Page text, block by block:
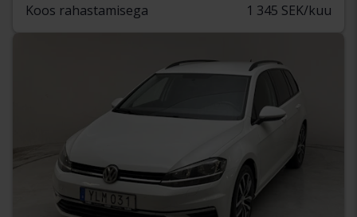
Koos rahastamisega 1 345 SEK/kuu